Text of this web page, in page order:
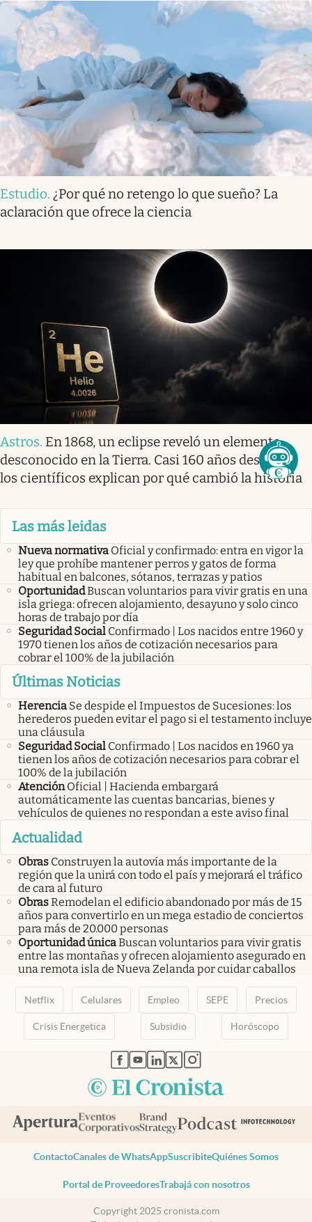
Estudio. ¿Por qué no retengo lo que sueño? La
aclaración que ofrece la ciencia
Astros. En 1868, un eclipse reveló un elemento
desconocido en la Tierra. Casi 160 años después,
los científicos explican por qué cambió la historia
Las más leidas
Nueva normativa Oficial y confirmado: entra en vigor la
ley que prohíbe mantener perros y gatos de forma
habitual en balcones, sótanos, terrazas y patios
OportunidadBuscan voluntarios para vivir gratis en una
isla griega: ofrecen alojamiento, desayuno y solo cinco
horas de trabajo por día
Seguridad Social Confirmado | Los nacidos entre 1960 y
1970 tienen los años de cotización necesarios para
cobrar el 100% de la jubilación
Últimas Noticias
Herencia Se despide el Impuestos de Sucesiones: los
herederos pueden evitar el pago si el testamento incluye
una cláusula
Seguridad Social Confirmado | Los nacidos en 1960 ya
tienen los años de cotización necesarios para cobrar el
100% de la jubilación
Atención Oficial | Hacienda embargará
automáticamente las cuentas bancarias, bienes y
vehículos de quienes no respondan a este aviso final
Actualidad
Obras Construyen la autovía más importante de la
región que la unirá con todo el país y mejorará el tráfico
de cara al futuro
ObrasRemodelan el edificio abandonado por más de 15
años para convertirlo en un mega estadio de conciertos
para más de 20.000 personas
Oportunidad únicaBuscan voluntarios para vivir gratis
entre las montañas y ofrecen alojamiento asegurado en
una remota isla de Nueva Zelanda por cuidar caballos
Netflix Celulares Empleo SEPE Precios
Crisis Energetica Subsidio Horóscopo
abre en nueva pestaña
abre en nueva pestaña
abre en nueva pestaña
abre en nueva pestaña
abre en nueva pestaña
ContactoCanales de WhatsAppSuscribiteQuiénes Somos
Portal de ProveedoresTrabajá con nosotros
Copyright 2025 cronista.com